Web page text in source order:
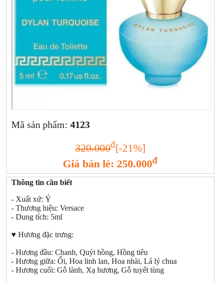
Sữa rửa mặt | Tẩy trang | Lột mụn
Nước hoa hồng | Toner
Sản phẩm trang điểm khác
Kit | Samples các loại
Mã sản phẩm:4123
320.000đ[-21%]
Giá bán lẻ: 250.000đ
Thông tin cần biết
- Xuất xứ: Ý
- Thương hiệu: Versace
- Dung tích: 5ml
♥ Hương đặc trưng:
- Hương đầu: Chanh, Quýt hồng, Hồng tiêu
- Hương giữa: Ổi, Hoa linh lan, Hoa nhài, Lá lý chua
- Hương cuối: Gỗ lành, Xạ hương, Gỗ tuyết tùng